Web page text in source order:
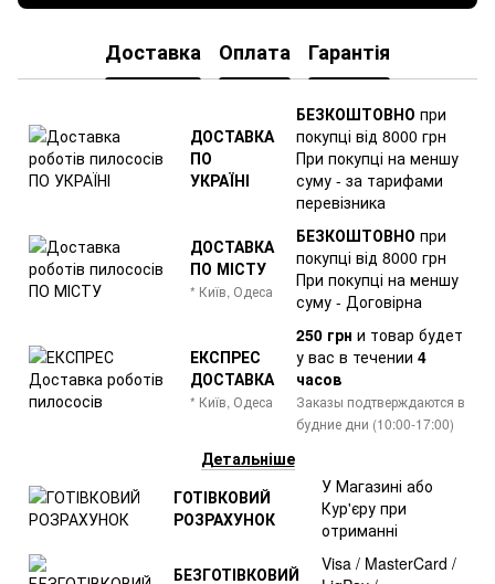
Доставка Оплата Гарантія
ДОСТАВКА
ПО
УКРАЇНІ
БЕЗКОШТОВНО при
покупці від 8000 грн
При покупці на меншу
суму - за тарифами
перевізника
ДОСТАВКА
ПО МІСТУ
* Київ, Одеса
БЕЗКОШТОВНО при
покупці від 8000 грн
При покупці на меншу
суму - Договірна
ЕКСПРЕС
ДОСТАВКА
* Київ, Одеса
250 грн и товар будет
у вас в течении 4
часов
Заказы подтверждаются в
будние дни (10:00-17:00)
Детальніше
ГОТІВКОВИЙ
РОЗРАХУНОК
У Магазині або
Кур'єру при
отриманні
БЕЗГОТІВКОВИЙ
Visa / MasterCard /